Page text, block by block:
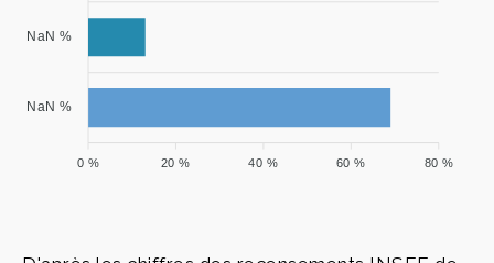
NaN %
NaN %
80 %
60 %
40 %
20 %
0 %